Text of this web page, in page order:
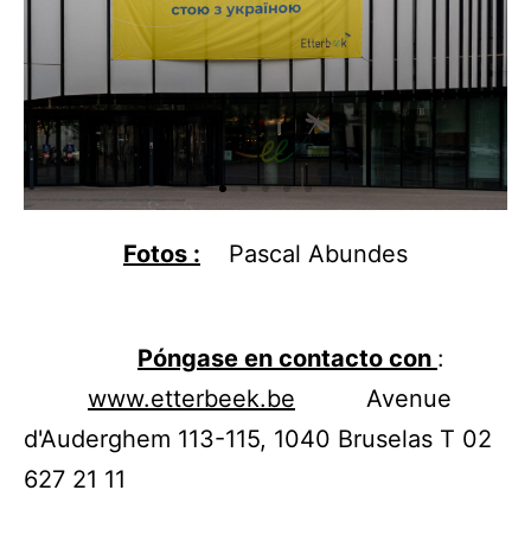
Fotos : Pascal Abundes
Póngase en contacto con :
www.etterbeek.be Avenue
d'Auderghem 113-115, 1040 Bruselas T 02
627 21 11